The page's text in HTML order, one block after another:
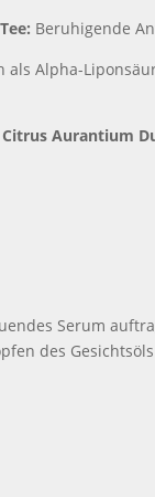
Beruhigende
als Alpha-
Aurantium
Serum
des